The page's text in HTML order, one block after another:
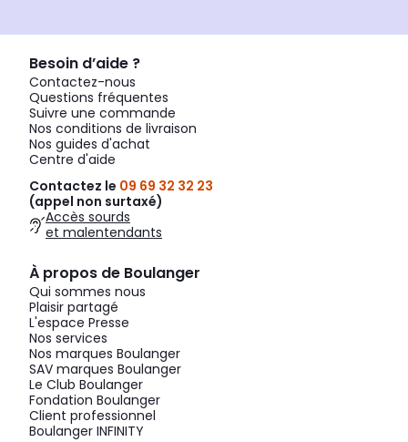
Besoin d’aide ?
Contactez-nous
Questions fréquentes
Suivre une commande
Nos conditions de livraison
Nos guides d'achat
Centre d'aide
Contactez le 09 69 32 32 23
(appel non surtaxé)
Accès sourds
et malentendants
À propos de Boulanger
Qui sommes nous
Plaisir partagé
L'espace Presse
Nos services
Nos marques Boulanger
SAV marques Boulanger
Le Club Boulanger
Fondation Boulanger
Client professionnel
Boulanger INFINITY